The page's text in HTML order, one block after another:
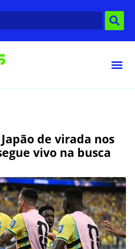
de virada nos
vivo na busca